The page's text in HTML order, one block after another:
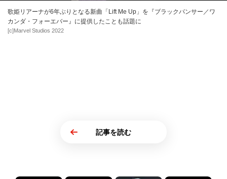
歌姫リアーナが6年ぶりとなる新曲「Lift Me Up」を『ブラックパンサー／ワ
カンダ・フォーエバー』に提供したことも話題に
[c]Marvel Studios 2022
記事を読む